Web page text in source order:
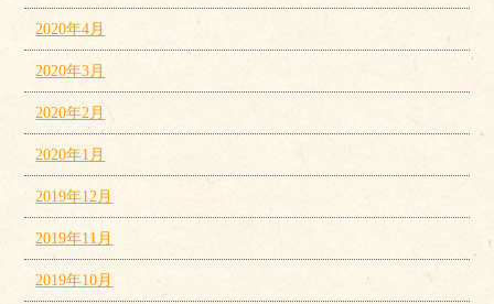
2020年4月
2020年3月
2020年2月
2020年1月
2019年12月
2019年11月
2019年10月